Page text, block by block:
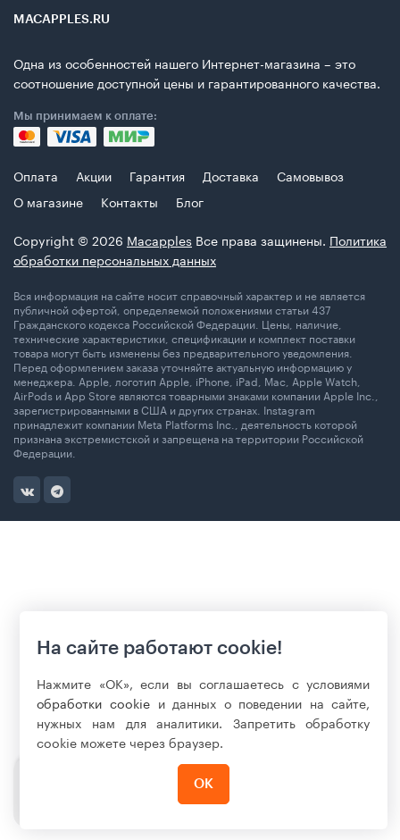
MACAPPLES.RU
Одна из особенностей нашего Интернет-магазина – это
соотношение доступной цены и гарантированного качества.
Мы принимаем к оплате:
Оплата Акции Гарантия Доставка
Самовывоз
О магазине
Контакты
Блог
Copyright © 2026 Macapples Все права защинены. Политика
обработки персональных данных
Вся информация на сайте носит справочный характер и не является
публичной офертой, определяемой положениями статьи 437
Гражданского кодекса Российской Федерации. Цены, наличие,
технические характеристики, спецификации и комплект поставки
товара могут быть изменены без предварительного уведомления.
Перед оформлением заказа уточняйте актуальную информацию у
менеджера. Apple, логотип Apple, iPhone, iPad, Mac, Apple Watch,
AirPods и App Store являются товарными знаками компании Apple Inc.,
зарегистрированными в США и других странах. Instagram
принадлежит компании Meta Platforms Inc., деятельность которой
признана экстремистской и запрещена на территории Российской
Федерации.
На сайте работают cookie!
Нажмите «ОК», если вы соглашаетесь с условиями
обработки cookie и данных о поведении на сайте,
нужных нам для аналитики. Запретить обработку
cookie можете через браузер.
ОК